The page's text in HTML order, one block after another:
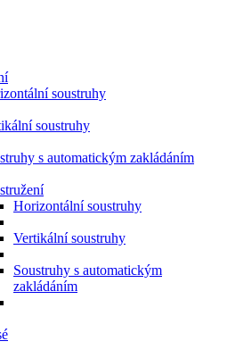
soustruhy
soustruhy
s automatickým zakládáním
Horizontální soustruhy
Vertikální soustruhy
Soustruhy s automatickým
zakládáním